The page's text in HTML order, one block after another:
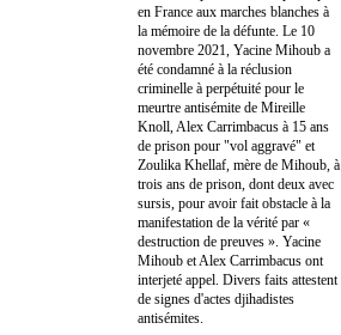
en France aux marches blanches à
la mémoire de la défunte. Le 10
novembre 2021, Yacine Mihoub a
été condamné à la réclusion
criminelle à perpétuité pour le
meurtre antisémite de Mireille
Knoll, Alex Carrimbacus à 15 ans
de prison pour "vol aggravé" et
Zoulika Khellaf, mère de Mihoub, à
trois ans de prison, dont deux avec
sursis, pour avoir fait obstacle à la
manifestation de la vérité par «
destruction de preuves ». Yacine
Mihoub et Alex Carrimbacus ont
interjeté appel. Divers faits attestent
de signes d'actes djihadistes
antisémites.